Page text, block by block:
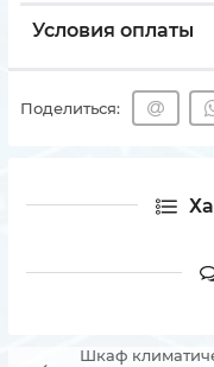
Условия оплаты
Поделиться:
Шкаф